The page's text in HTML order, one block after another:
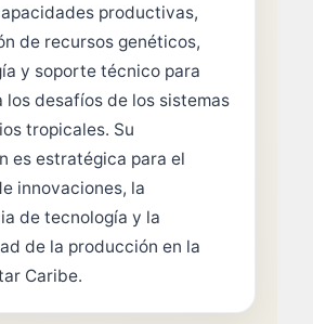
productivas,
de recursos genéticos,
y soporte técnico para
los desafíos de los sistemas
tropicales. Su
es estratégica para el
innovaciones, la
de tecnología y la
de la producción en la
Caribe.